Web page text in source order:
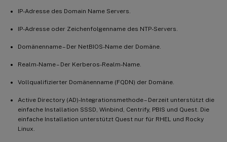
IP-Adresse des Domain Name Servers.
IP-Adresse oder Zeichenfolgenname des NTP-Servers.
Domänenname – Der NetBIOS-Name der Domäne.
Realm-Name – Der Kerberos-Realm-Name.
Vollqualifizierter Domänenname (FQDN) der Domäne.
Active Directory (AD)-Integrationsmethode – Derzeit unterstützt die
einfache Installation SSSD, Winbind, Centrify, PBIS und Quest. Die
einfache Installation unterstützt Quest nur für RHEL und Rocky
Linux.